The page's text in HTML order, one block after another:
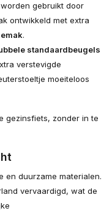
gebruikt door
ontwikkeld met extra
.
standaardbeugels
verstevigde
moeiteloos
gezinsfiets, zonder in te
en duurzame materialen.
vervaardigd, wat de